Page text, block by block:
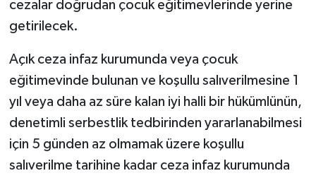
cezalar doğrudan çocuk eğitimevlerinde yerine
getirilecek.
Açık ceza infaz kurumunda veya çocuk
eğitimevinde bulunan ve koşullu salıverilmesine 1
yıl veya daha az süre kalan iyi halli bir hükümlünün,
denetimli serbestlik tedbirinden yararlanabilmesi
için 5 günden az olmamak üzere koşullu
salıverilme tarihine kadar ceza infaz kurumunda